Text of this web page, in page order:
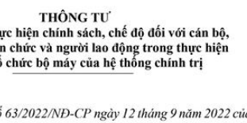
theo tư tưởng, đạo đức, phong cách Hồ Chí Minh
thôn mới